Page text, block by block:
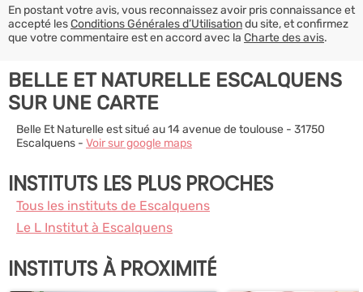
En postant votre avis, vous reconnaissez avoir pris connaissance et
accepté lesConditions Générales d’Utilisationdu site, et confirmez
que votre commentaire est en accord avec la Charte des avis.
BELLE ET NATURELLE ESCALQUENS
SUR UNE CARTE
Belle Et Naturelle est situé au 14 avenue de toulouse - 31750
Escalquens - Voir sur google maps
INSTITUTS LES PLUS PROCHES
Tous les instituts de Escalquens
Le L Institut à Escalquens
INSTITUTS À PROXIMITÉ